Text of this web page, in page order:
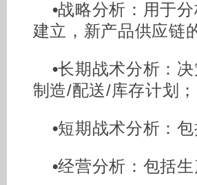
•战略分析：用于
建立，新产品供应链
•长期战术分析：
制造/配送/库存计划；
•短期战术分析：
•经营分析：包括